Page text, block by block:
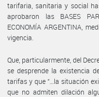
tarifaria, sanitaria y social
aprobaron las BASES
ECONOMÍA ARGENTINA,
vigencia.
Que, particularmente, del
se desprende la existencia
tarifas y que “…la situación
que no admiten dilación